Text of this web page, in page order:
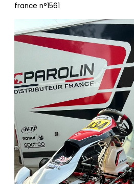
france n°1561